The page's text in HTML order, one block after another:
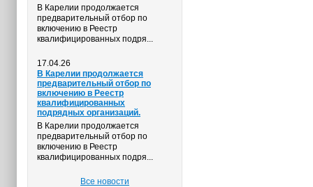
В Карелии продолжается
предварительный отбор по
включению в Реестр
квалифицированных подря...
17.04.26
В Карелии продолжается
предварительный отбор по
включению в Реестр
квалифицированных
подрядных организаций.
В Карелии продолжается
предварительный отбор по
включению в Реестр
квалифицированных подря...
Все новости